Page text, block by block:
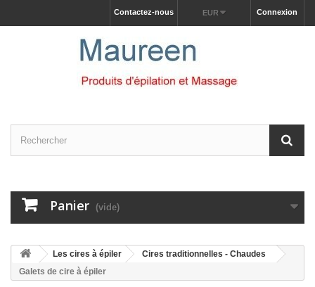
Connexion
EUR
Contactez-nous
Panier (vide)
Les cires à épiler
Cires traditionnelles - Chaudes
Galets de cire à épiler